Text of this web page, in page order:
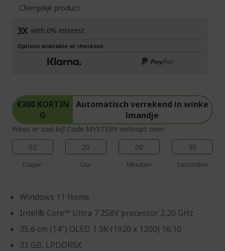
€300 KORTIN
G
Automatisch verrekend in winke
lmandje
Wees er snel bij! Code MYSTERY verloopt over:
02
Dagen
20
Uur
00
Minuten
29
Seconden
Windows 11 Home
Intel® Core™ Ultra 7 258V processor 2,20 GHz
35,6 cm (14") OLED 1,9K (1920 x 1200) 16:10
32 GB, LPDDR5X
Vergelijk product
3X with 0% interest
Options available at checkout: